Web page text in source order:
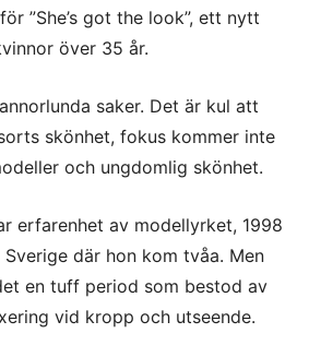
”She’s got the look”, ett nytt
över 35 år.
saker. Det är kul att
skönhet, fokus kommer inte
och ungdomlig skönhet.
erfarenhet av modellyrket, 1998
där hon kom tvåa. Men
en tuff period som bestod av
vid kropp och utseende.